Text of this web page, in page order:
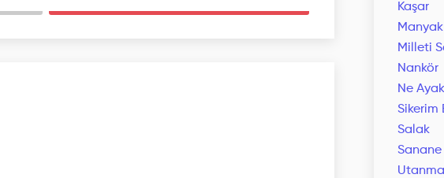
Kaşar
Manyak
Milleti
Nankör
Ne
Sikerim
Salak
Sanane